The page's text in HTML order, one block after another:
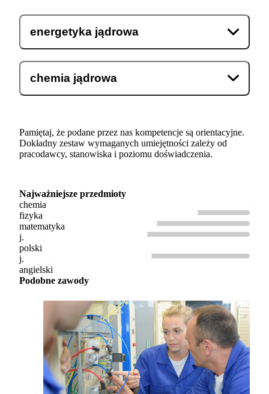
energetyka jądrowa
chemia jądrowa
Pamiętaj, że podane przez nas kompetencje są orientacyjne.
Dokładny zestaw wymaganych umiejętności zależy od
pracodawcy, stanowiska i poziomu doświadczenia.
Najważniejsze przedmioty
chemia
fizyka
matematyka
j.
polski
j.
angielski
Podobne zawody